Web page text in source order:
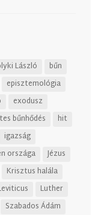
László
bűn
episztemológia
exodusz
bűnhődés
hit
igazság
országa
Jézus
Krisztus halála
Luther
Szabados Ádám